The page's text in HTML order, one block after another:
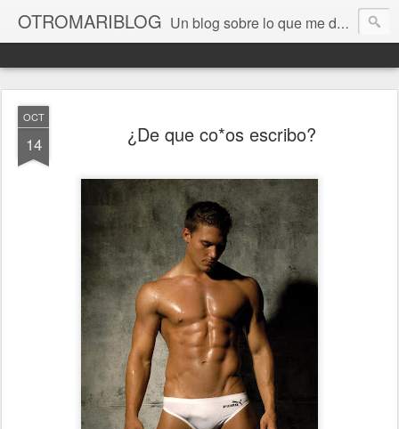
OTROMARIBLOG Un blog sobre lo que me da la gana, así en general, desde lo personal a cuestiones LGTB, vamos, mis mariconadas y esas cosas del Orgullo, la reivindicación y, en general, de reclamar las cosas que son justas y que cada cual haga lo que le venga en gana siempre que no moleste al vecino; cosas que ver, visitar... algún viaje... de todo un poco. Ah, y aquí a las chivatas no las queremos ver ni en pintura.
OCT
14 ¿De que co*os escribo?